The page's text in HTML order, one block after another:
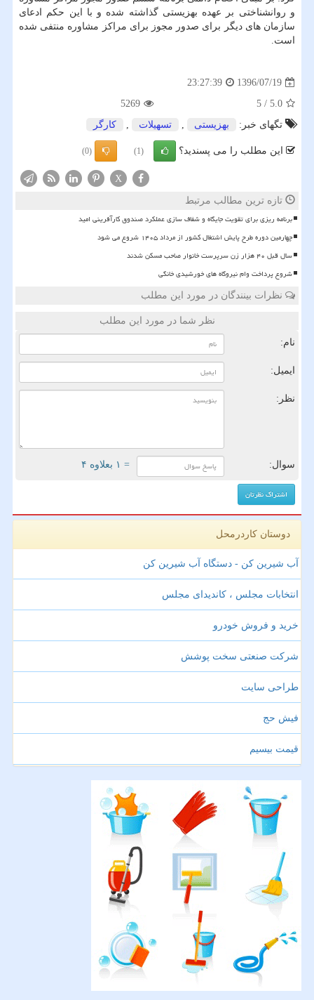
و روانشناختی بر عهده بهزیستی گذاشته شده و با این حكم ادعای
سازمان های دیگر برای صدور مجوز برای مراكز مشاوره منتفی شده
است.
1396/07/19
23:27:39
5.0
/
5
5269
تگهای خبر:
بهزیستی , تسهیلات , كارگر
این مطلب را می پسندید؟ (1)
(0)
X
تازه ترین مطالب مرتبط
برنامه ریزی برای تقویت جایگاه و شفاف سازی عملکرد صندوق کارآفرینی امید
چهارمین دوره طرح پایش اشتغال کشور از مرداد ۱۴۰۵ شروع می شود
سال قبل ۴۰ هزار زن سرپرست خانوار صاحب مسکن شدند
شروع پرداخت وام نیروگاه های خورشیدی خانگی
نظرات بینندگان در مورد این مطلب
نظر شما در مورد این مطلب
نام:
ایمیل:
نظر:
سوال: = ۱ بعلاوه ۴
دوستان کاردرمحل
آب شیرین کن - دستگاه آب شیرین کن
انتخابات مجلس ، کاندیدای مجلس
خرید و فروش خودرو
شرکت صنعتی سخت پوشش
طراحی سایت
فیش حج
قیمت بیسیم